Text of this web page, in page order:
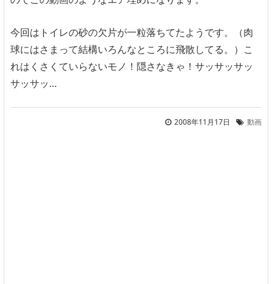
今回はトイレの砂の欠片が一粒落ちてたようです。（肉
球にはさまって結構いろんなところに飛散してる。）こ
れはくさくていらないモノ！隠さなきゃ！サッサッサッ
サッサッ…
2008年11月17日 動画